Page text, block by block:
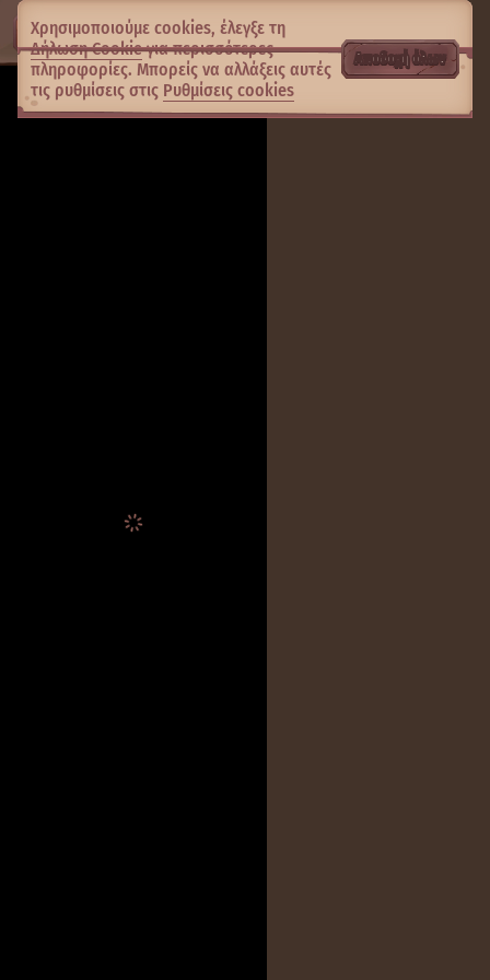
Χρησιμοποιούμε cookies, έλεγξε τη
Δήλωση Cookieγια περισσότερες
πληροφορίες. Μπορείς να αλλάξεις αυτές
τις ρυθμίσεις στις Ρυθμίσεις cookies
Αποδοχή όλων